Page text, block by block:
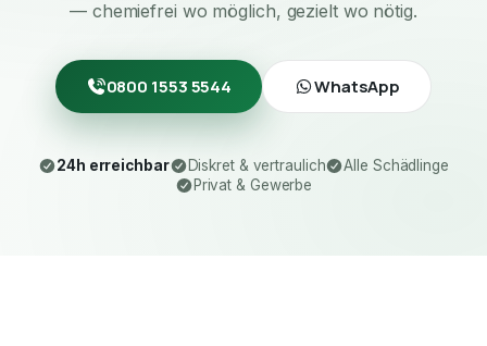
— chemiefrei wo möglich, gezielt wo nötig.
0800 1553 5544 WhatsApp
24h erreichbar Diskret & vertraulich
Alle Schädlinge
Privat & Gewerbe